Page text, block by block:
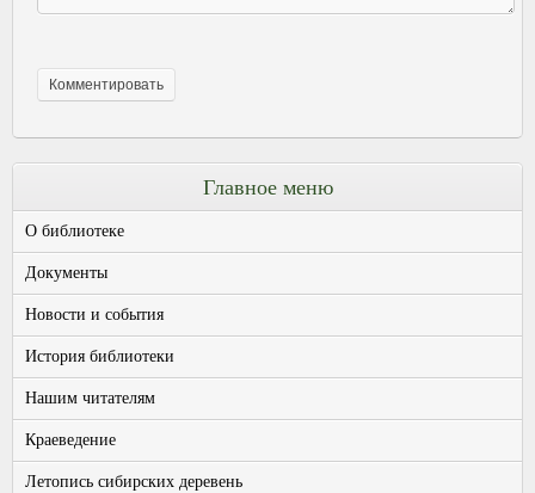
Главное меню
О библиотеке
Документы
Новости и события
История библиотеки
Нашим читателям
Краеведение
Летопись сибирских деревень